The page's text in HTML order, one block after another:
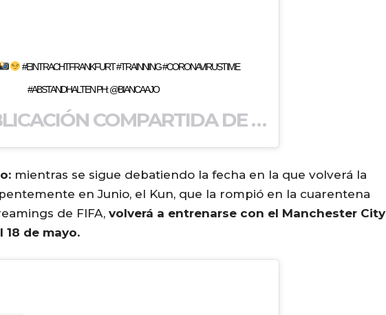
#EINTRACHTFRANKFURT #TRAINNING #CORONAVIRUSTIME
#ABSTANDHALTEN PH: @BIANCAAJO
UNA PUBLICACIÓN COMPARTIDA DE
DAVID ABRAHAM
mientras se sigue debatiendo la fecha en la que volverá la
en Junio, el Kun, que la rompió en la cuarentena
de FIFA, volverá a entrenarse con el Manchester City
18 de mayo.